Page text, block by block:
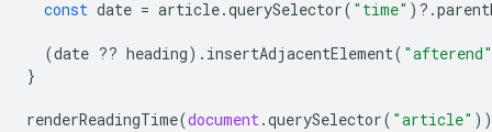
const date = article.querySelector( "time" ) ? .
(date ?? heading). insertAdjacentElement( "afterend"
}
renderReadingTime(document.querySelector( "article"